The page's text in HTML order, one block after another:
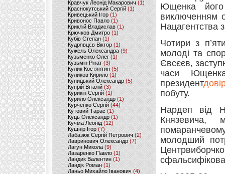
Кравчук Леонід Макарович (1)
Краснокутський Сергій (1)
Кривецький Ігор (1)
Кривонос Павло (1)
Криклій Владислав (1)
Крючков Дмитро(1)
Кубів Степан(1)
Кудрявцєв Віктор (1)
Кужель Олександра (9)
Кузьменко Олег (1)
Кузьмін Рінат(3)
Кулик Костянтин(5)
Куликов Кирило (1)
Куницький Олександр (5)
Купрій Віталій (3)
Курикін Сергій(1)
Курило Олександр (1)
Курченко Сергій (44)
Кутовий Тарас (1)
Куць Олександр (1)
Кучма Леонід (12)
Кушнір Ігор(7)
Лабазюк Сергій Петрович (2)
Лавринович Олександр(7)
Лагун Микола(9)
Лазаренко Павло (1)
Ландик Валентин (1)
Ландік Роман (1)
Ланьо Михайло Іванович(4)
Ющенка
виключенням
Нацагентства
Чотири з
молоді та
Євсєєв,
часи
президент
побуту.
Нардеп від
Князевича,
молодший